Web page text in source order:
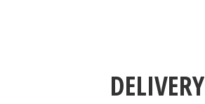
DELIVERY